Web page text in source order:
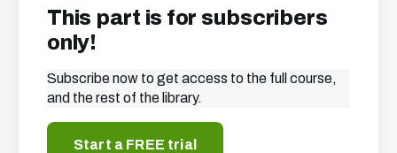
This part is for subscribers
only!
Subscribe now to get access to the full course,
and the rest of the library.
Start a FREE trial